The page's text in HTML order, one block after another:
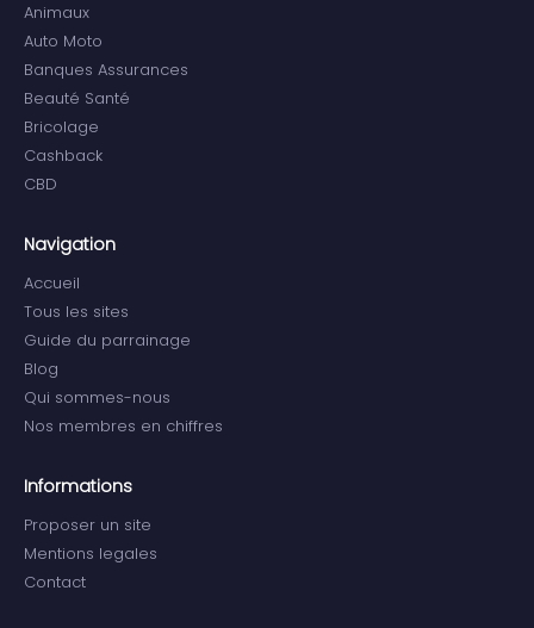
Animaux
Auto Moto
Banques Assurances
Beauté Santé
Bricolage
Cashback
CBD
Navigation
Accueil
Tous les sites
Guide du parrainage
Blog
Qui sommes-nous
Nos membres en chiffres
Informations
Proposer un site
Mentions legales
Contact